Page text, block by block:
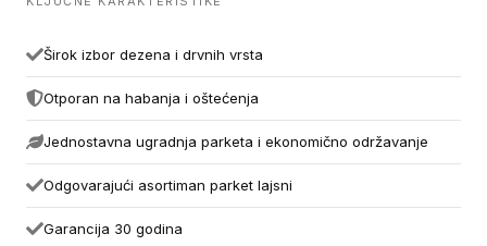
Širok izbor dezena i drvnih vrsta
Otporan na habanja i oštećenja
Jednostavna ugradnja parketa i ekonomično održavanje
Odgovarajući asortiman parket lajsni
Garancija 30 godina